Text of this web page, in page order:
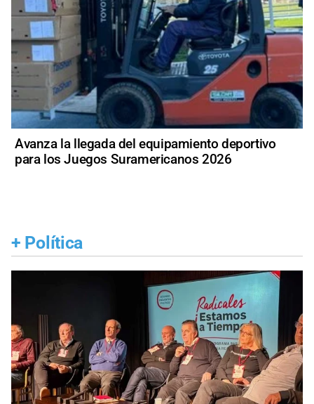
Avanza la llegada del equipamiento deportivo
para los Juegos Suramericanos 2026
+ Política